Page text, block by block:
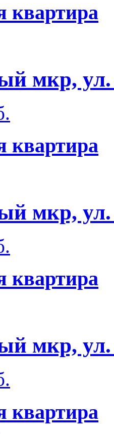
квартира
мкр, ул.
квартира
мкр, ул.
квартира
мкр, ул.
квартира